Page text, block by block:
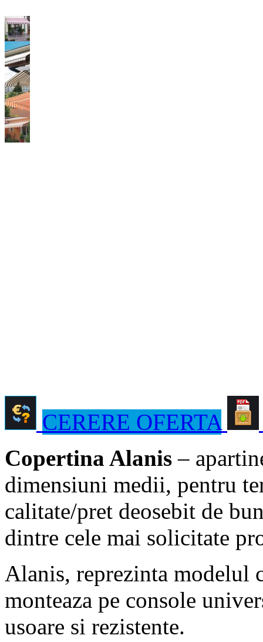
CERERE OFERTA
Copertina Alanis –
dimensiuni medii, pentru
calitate/pret deosebit de
dintre cele mai solicitate
Alanis, reprezinta modelul
monteaza pe console
usoare si rezistente.